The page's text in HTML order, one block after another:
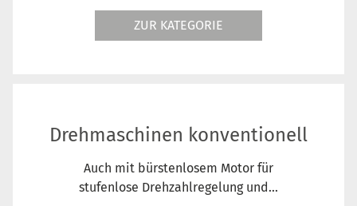
ZUR KATEGORIE
Drehmaschinen konventionell
Auch mit bürstenlosem Motor für
stufenlose Drehzahlregelung und...